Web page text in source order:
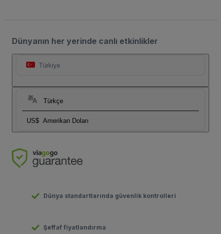
Dünyanın her yerinde canlı etkinlikler
Türkiye
Türkçe
US$ Amerikan Doları
Dünya standartlarında güvenlik kontrolleri
Şeffaf fiyatlandırma